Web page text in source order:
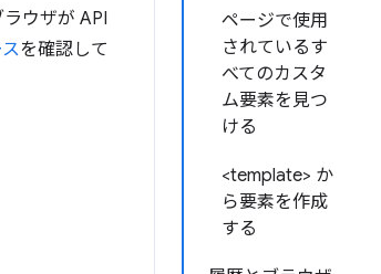
ページで使用
されているす
べてのカスタ
ム要素を見つ
ける
<template> か
ら要素を作成
する
ウザが API
を確認して